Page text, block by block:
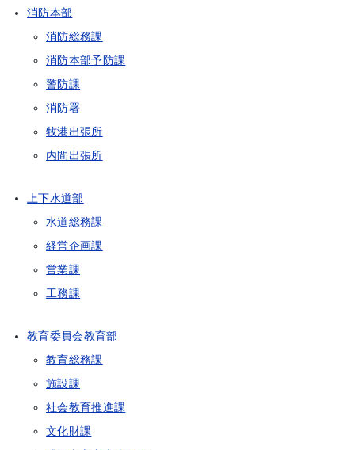
消防本部
消防総務課
消防本部予防課
警防課
消防署
牧港出張所
内間出張所
上下水道部
水道総務課
経営企画課
営業課
工務課
教育委員会教育部
教育総務課
施設課
社会教育推進課
文化財課